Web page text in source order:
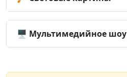
🖥️ Мультимедийное шоу